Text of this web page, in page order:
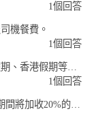
1個回答
機餐費。
1個回答
、香港假期等節
1個回答
將加收20%的夜